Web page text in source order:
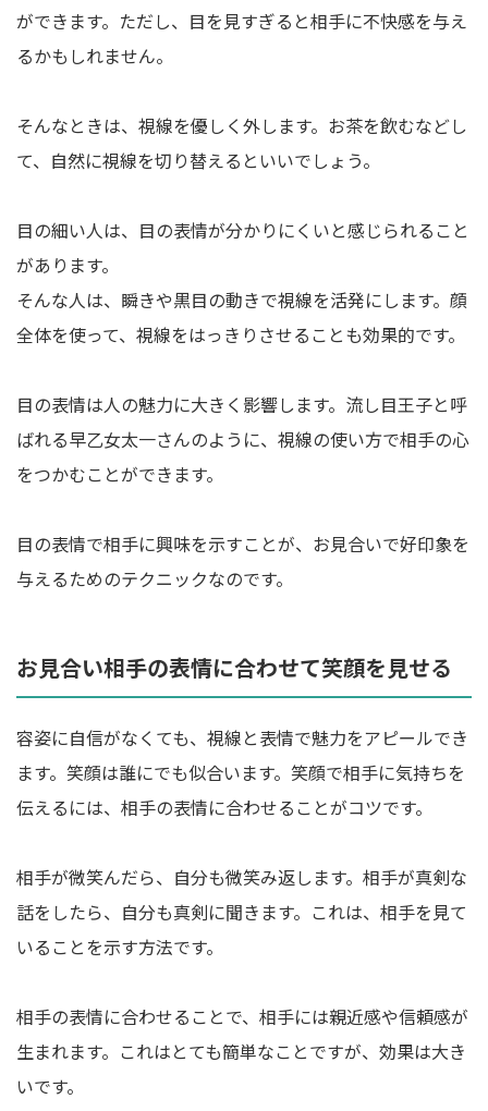
ができます。ただし、目を見すぎると相手に不快感を与え
るかもしれません。
そんなときは、視線を優しく外します。お茶を飲むなどし
て、自然に視線を切り替えるといいでしょう。
目の細い人は、目の表情が分かりにくいと感じられること
があります。
そんな人は、瞬きや黒目の動きで視線を活発にします。顔
全体を使って、視線をはっきりさせることも効果的です。
目の表情は人の魅力に大きく影響します。流し目王子と呼
ばれる早乙女太一さんのように、視線の使い方で相手の心
をつかむことができます。
目の表情で相手に興味を示すことが、お見合いで好印象を
与えるためのテクニックなのです。
お見合い相手の表情に合わせて笑顔を見せる
容姿に自信がなくても、視線と表情で魅力をアピールでき
ます。笑顔は誰にでも似合います。笑顔で相手に気持ちを
伝えるには、相手の表情に合わせることがコツです。
相手が微笑んだら、自分も微笑み返します。相手が真剣な
話をしたら、自分も真剣に聞きます。これは、相手を見て
いることを示す方法です。
相手の表情に合わせることで、相手には親近感や信頼感が
生まれます。これはとても簡単なことですが、効果は大き
いです。